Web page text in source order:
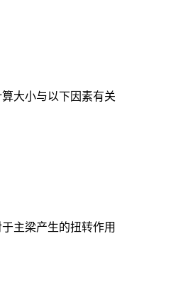
大小与以下因素有关
主梁产生的扭转作用